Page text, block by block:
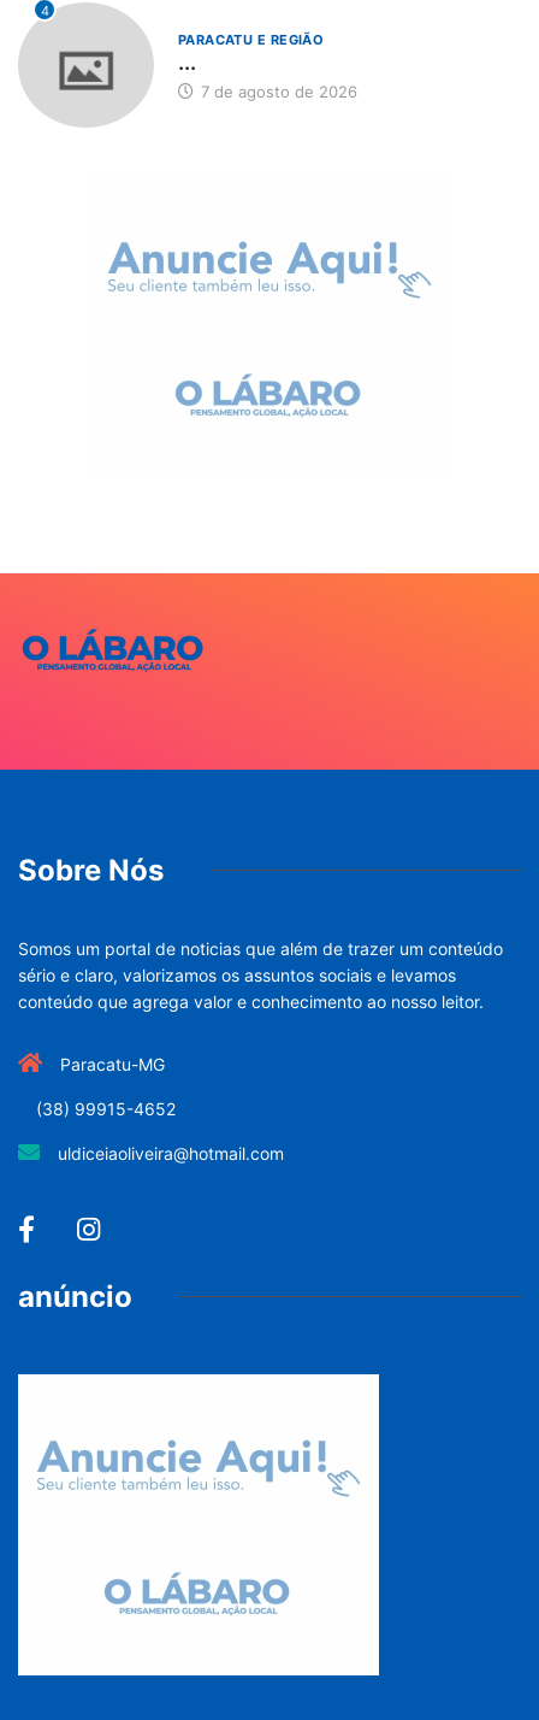
4
PARACATU E REGIÃO
...
7 de agosto de 2026
Sobre Nós
Somos um portal de noticias que além de trazer um conteúdo
sério e claro, valorizamos os assuntos sociais e levamos
conteúdo que agrega valor e conhecimento ao nosso leitor.
Paracatu-MG
(38) 99915-4652
uldiceiaoliveira@hotmail.com
anúncio